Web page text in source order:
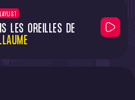
LES OREILLES DE